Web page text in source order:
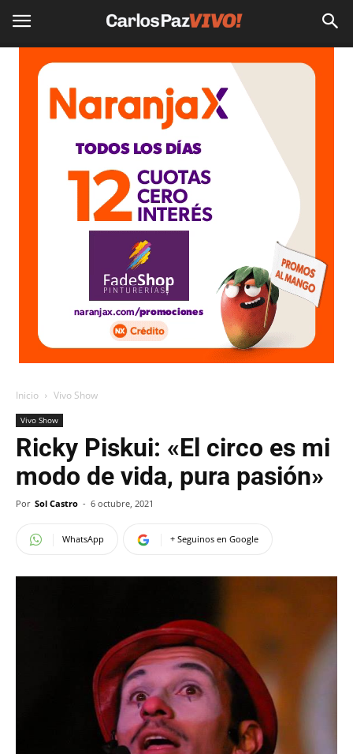
Inicio Vivo Show
Vivo Show
Ricky Piskui: «El circo es mi
modo de vida, pura pasión»
Por Sol Castro - 6 octubre, 2021
WhatsApp + Seguinos en Google